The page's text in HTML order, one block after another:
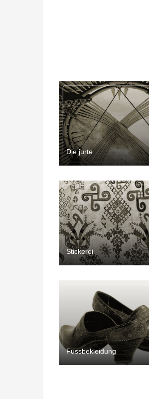
Die jurte
Stickerei
Fussbekleidung